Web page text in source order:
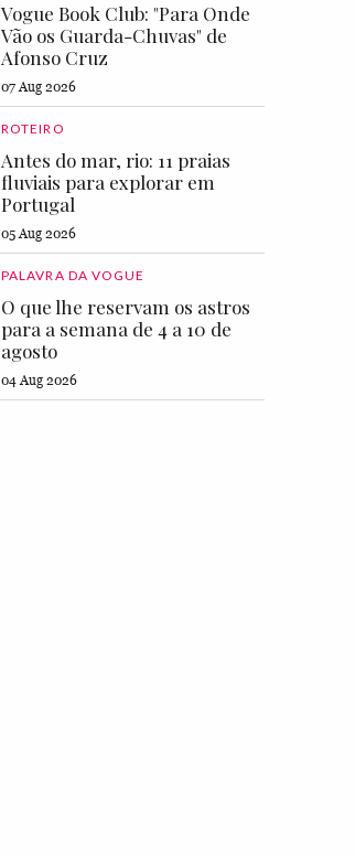
Vogue Book Club: "Para Onde
Vão os Guarda-Chuvas" de
Afonso Cruz
07 Aug 2026
ROTEIRO
Antes do mar, rio: 11 praias
fluviais para explorar em
Portugal
05 Aug 2026
PALAVRA DA VOGUE
O que lhe reservam os astros
para a semana de 4 a 10 de
agosto
04 Aug 2026